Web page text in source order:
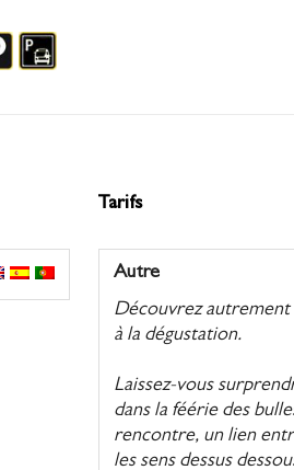
Tarifs
Autre
Découvrez autrement
à la dégustation.
Laissez-vous
dans la féérie des
rencontre, un lien
les sens dessus